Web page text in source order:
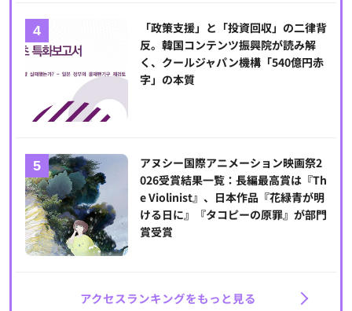
「政策支援」と「投資回収」の二律背
反。韓国コンテンツ振興院が読み解
く、クールジャパン機構「540億円赤
字」の本質
アヌシー国際アニメーション映画祭2
026受賞結果一覧：長編最高賞は『Th
e Violinist』、日本作品『花緑青が明
ける日に』『タコピーの原罪』が部門
賞受賞
アクセスランキングをもっと見る